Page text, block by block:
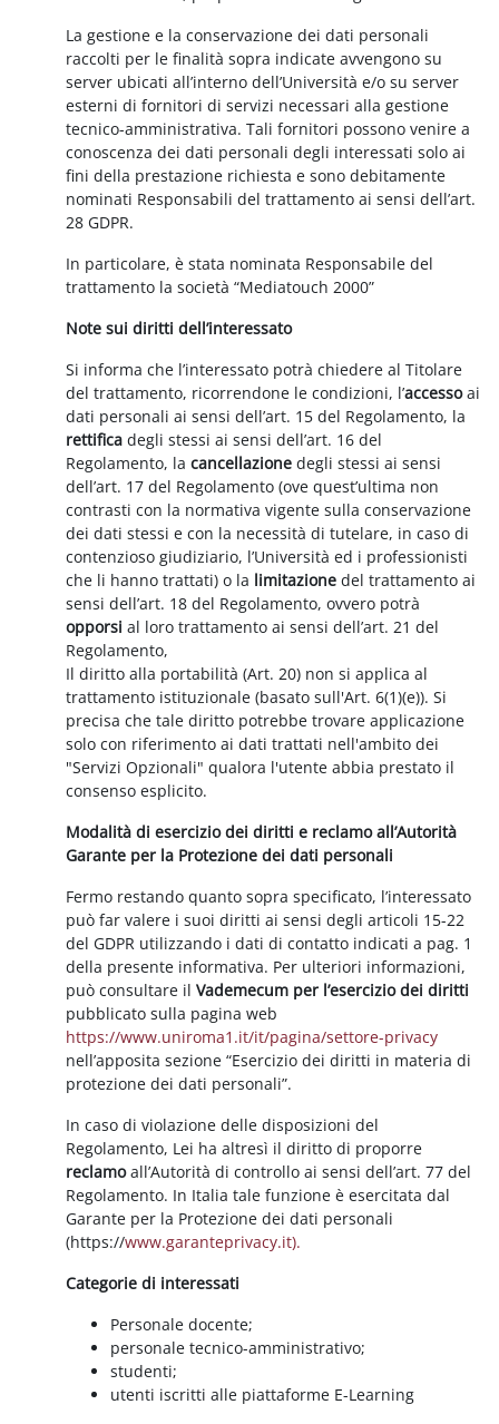
La gestione e la conservazione dei dati personali
raccolti per le finalità sopra indicate avvengono su
server ubicati all’interno dell’Università e/o su server
esterni di fornitori di servizi necessari alla gestione
tecnico-amministrativa. Tali fornitori possono venire a
conoscenza dei dati personali degli interessati solo ai
fini della prestazione richiesta e sono debitamente
nominati Responsabili del trattamento ai sensi dell’art.
28 GDPR.
In particolare, è stata nominata Responsabile del
trattamento la società “Mediatouch 2000”
Note sui diritti dell’interessato
Si informa che l’interessato potrà chiedere al Titolare
del trattamento, ricorrendone le condizioni, l’accessoai
dati personali ai sensi dell’art. 15 del Regolamento, la
rettificadegli stessi ai sensi dell’art. 16 del
Regolamento, lacancellazione degli stessi ai sensi
dell’art. 17 del Regolamento (ove quest’ultima non
contrasti con la normativa vigente sulla conservazione
dei dati stessi e con la necessità di tutelare, in caso di
contenzioso giudiziario, l’Università ed i professionisti
che li hanno trattati) o la limitazione del trattamento ai
sensi dell’art. 18 del Regolamento, ovvero potrà
opporsi al loro trattamento ai sensi dell’art. 21 del
Regolamento,
Il diritto alla portabilità (Art. 20) non si applica al
trattamento istituzionale (basato sull'Art. 6(1)(e)). Si
precisa che tale diritto potrebbe trovare applicazione
solo con riferimento ai dati trattati nell'ambito dei
"Servizi Opzionali" qualora l'utente abbia prestato il
consenso esplicito.
Modalità di esercizio dei diritti e reclamo all’Autorità
Garante per la Protezione dei dati personali
Fermo restando quanto sopra specificato, l’interessato
può far valere i suoi diritti ai sensi degli articoli 15-22
del GDPR utilizzando i dati di contatto indicati a pag. 1
della presente informativa. Per ulteriori informazioni,
può consultare ilVademecum per l’esercizio dei diritti
pubblicato sulla pagina web
https://www.uniroma1.it/it/pagina/settore-privacy
nell’apposita sezione “Esercizio dei diritti in materia di
protezione dei dati personali”.
In caso di violazione delle disposizioni del
Regolamento, Lei ha altresì il diritto di proporre
reclamoall’Autorità di controllo ai sensi dell’art. 77 del
Regolamento. In Italia tale funzione è esercitata dal
Garante per la Protezione dei dati personali
(https://www.garanteprivacy.it).
Categorie di interessati
Personale docente;
personale tecnico-amministrativo;
studenti;
utenti iscritti alle piattaforme E-Learning